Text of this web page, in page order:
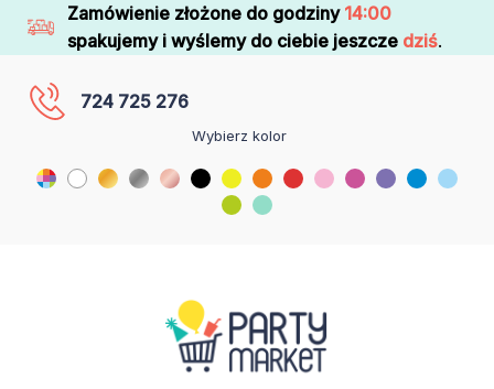
Zamówienie złożone do godziny 14:00
spakujemy i wyślemy do ciebie jeszcze dziś.
724 725 276
Wybierz kolor